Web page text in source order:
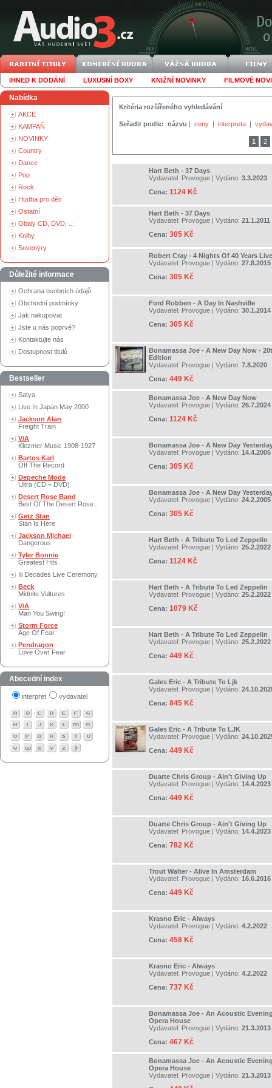
IHNED K DODÁNÍ LUXUSNÍ BOXY KNIŽNÍ NOVINKY FILMOVÉ
Nabídka
AKCE
KAMPAŇ
NOVINKY
Country
Dance
Pop
Rock
Hudba pro děti
Ostatní
Obaly CD, DVD, ...
Knihy
Suvenýry
Důležité informace
Ochrana osobních údajů
Obchodní podmínky
Jak nakupovat
Jste u nás poprvé?
Kontaktujte nás
Dostupnost titulů
Bestseller
Satya
Live In Japan May 2000
Jackson Alan
Freight Train
V/A
Klezmer Music 1908-1927
Bartos Karl
Off The Record
Depeche Mode
Ultra (CD + DVD)
Desert Rose Band
Best Of The Desert Rose..
Getz Stan
Stan Is Here
Jackson Michael
Dangerous
Tyler Bonnie
Greatest Hits
Iii Decades Live Ceremony
Beck
Midnite Vultures
V/A
Man You Swing!
Storm Force
Age Of Fear
Pendragon
Love Over Fear
Abecední index
interpret vydavatel
Kritéria rozšířeného vyhledávání
Seřadit podle: názvu | ceny | interpreta |
1 2
Hart Beth - 37 Days
Vydavatel: Provogue | Vydáno: 3.3.2023
Cena: 1124 Kč
Hart Beth - 37 Days
Vydavatel: Provogue | Vydáno: 21.1.2011
Cena: 305 Kč
Robert Cray - 4 Nights Of 40 Years Live
Vydavatel: Provogue | Vydáno: 27.8.2015
Cena: 305 Kč
Ford Robben - A Day In Nashville
Vydavatel: Provogue | Vydáno: 30.1.2014
Cena: 305 Kč
Bonamassa Joe - A New Day Now -
Edition
Vydavatel: Provogue | Vydáno: 7.8.2020
Cena: 449 Kč
Bonamassa Joe - A New Day Now
Vydavatel: Provogue | Vydáno: 26.7.2024
Cena: 1124 Kč
Bonamassa Joe - A New Day
Vydavatel: Provogue | Vydáno: 14.4.2005
Cena: 305 Kč
Bonamassa Joe - A New Day
Vydavatel: Provogue | Vydáno: 24.2.2005
Cena: 305 Kč
Hart Beth - A Tribute To Led Zeppelin
Vydavatel: Provogue | Vydáno: 25.2.2022
Cena: 1124 Kč
Hart Beth - A Tribute To Led Zeppelin
Vydavatel: Provogue | Vydáno: 25.2.2022
Cena: 1079 Kč
Hart Beth - A Tribute To Led Zeppelin
Vydavatel: Provogue | Vydáno: 25.2.2022
Cena: 449 Kč
Gales Eric - A Tribute To Ljk
Vydavatel: Provogue | Vydáno:
Cena: 845 Kč
Gales Eric - A Tribute To LJK
Vydavatel: Provogue | Vydáno:
Cena: 449 Kč
Duarte Chris Group - Ain't Giving Up
Vydavatel: Provogue | Vydáno: 14.4.2023
Cena: 449 Kč
Duarte Chris Group - Ain't Giving Up
Vydavatel: Provogue | Vydáno: 14.4.2023
Cena: 782 Kč
Trout Walter - Alive In Amsterdam
Vydavatel: Provogue | Vydáno: 16.6.2016
Cena: 449 Kč
Krasno Eric - Always
Vydavatel: Provogue | Vydáno: 4.2.2022
Cena: 458 Kč
Krasno Eric - Always
Vydavatel: Provogue | Vydáno: 4.2.2022
Cena: 737 Kč
Bonamassa Joe - An Acoustic
Opera House
Vydavatel: Provogue | Vydáno: 21.3.2013
Cena: 467 Kč
Bonamassa Joe - An Acoustic
Opera House
Vydavatel: Provogue | Vydáno: 21.3.2013